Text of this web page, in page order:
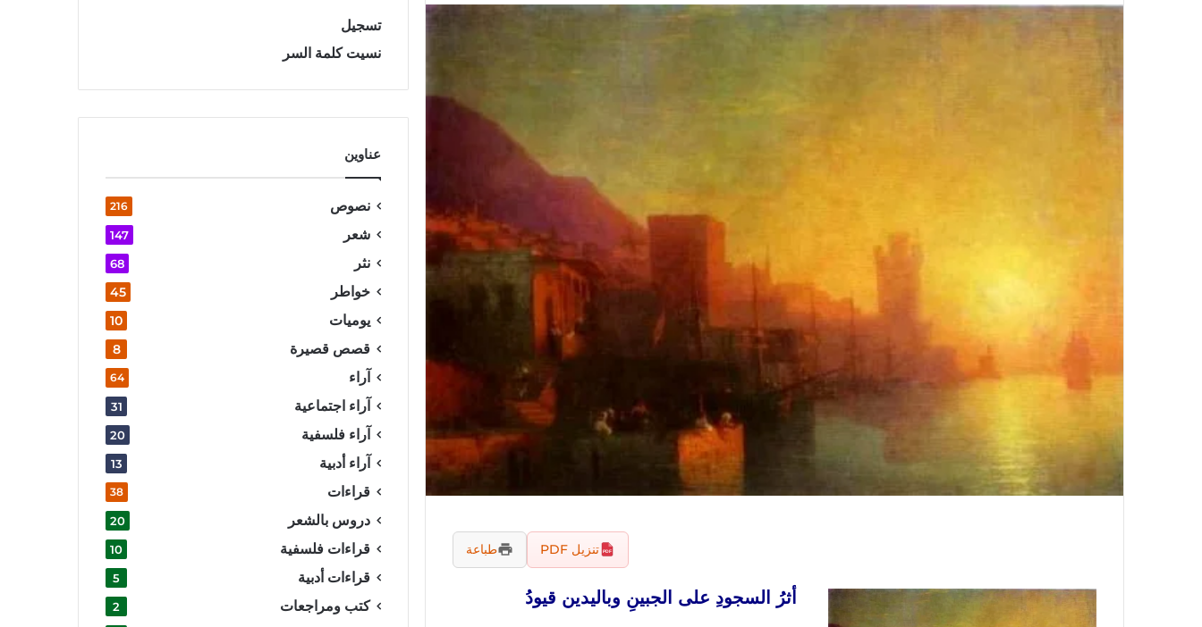
تنزيل PDF طباعة
أثرُ السجودِ على الجبينِ وباليدين قيودُ
تسجيل
نسيت كلمة السر
عناوين
نصوص 216
شعر 147
نثر 68
خواطر 45
يوميات 10
قصص قصيرة 8
آراء 64
آراء اجتماعية 31
آراء فلسفية 20
آراء أدبية 13
قراءات 38
دروس بالشعر 20
قراءات فلسفية 10
قراءات أدبية 5
كتب ومراجعات 2